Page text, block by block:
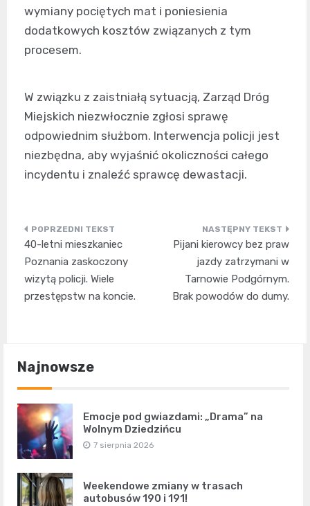
wymiany pociętych mat i poniesienia
dodatkowych kosztów związanych z tym
procesem.
W związku z zaistniałą sytuacją, Zarząd Dróg
Miejskich niezwłocznie zgłosi sprawę
odpowiednim służbom. Interwencja policji jest
niezbędna, aby wyjaśnić okoliczności całego
incydentu i znaleźć sprawcę dewastacji.
Nawigacja
wpisu
40-letni mieszkaniec
Poznania zaskoczony
wizytą policji. Wiele
przestępstw na koncie.
Pijani kierowcy bez praw
jazdy zatrzymani w
Tarnowie Podgórnym.
Brak powodów do dumy.
Najnowsze
Emocje pod gwiazdami: „Drama” na
Wolnym Dziedzińcu
7 sierpnia 2026
Weekendowe zmiany w trasach
autobusów 190 i 191!